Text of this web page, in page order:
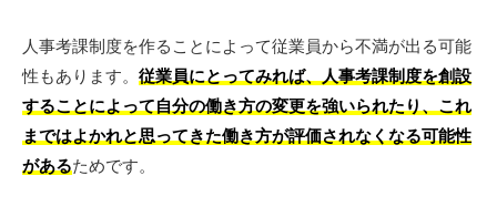
人事考課制度を作ることによって従業員から不満が出る可能
性もあります。 従業員にとってみれば、人事考課制度を創設
することによって自分の働き方の変更を強いられたり、これ
まではよかれと思ってきた働き方が評価されなくなる可能性
があるためです。